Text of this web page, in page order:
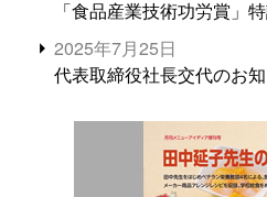
「食品産業技術功労賞」
2025年7月25日
代表取締役社長交代のお